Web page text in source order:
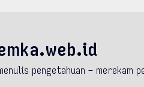
pengetahuan – merekam